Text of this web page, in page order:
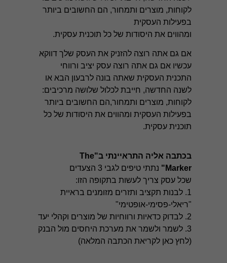
לקוחות, מוצרים ותמחור, הם החשובים ביותר
בפעילות העסקית
ומהווים את היסודות של כל תוכנית עסקית.
אם גם אתה רוצה להזניק את העסק שלך דווקא
עכשיו אם גם אתה רוצה עסק יציב ורווחי
התכנית העסקית שאתה בונה לרבעון הבא או
לשנה החדשה, חייבת לכלול שלושה מרכיבים:
לקוחות, מוצרים ותמחור,הם החשובים ביותר
בפעילות העסקית ומהווים את היסודות של כל
תוכנית עסקית.
בכתבה אליה התראיינתי ב"The
Marker"
נתתי טיפים לגבי 3 הצעדים
שכל עסק צריך לעשות בתקופה הזו:
1. לבנות תקציב ותזרים מזומנים בראיית
"ריאלי-פסימי-אופטימי"
2. לבדוק כדאיות ורווחיות של מוצרים וקהלי יעד
3. לשמר ולשמר את מערכת היחסים מול הבנק
(לחץ כאן לקריאת הכתבה המלאה)